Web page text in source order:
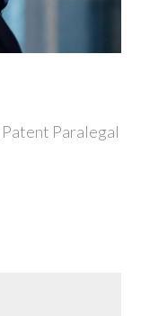
Paralegal